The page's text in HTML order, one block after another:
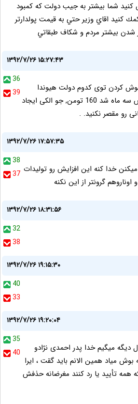
شما بيشتر به جيب دولت كه كمبود
كنيد اقاي وزير حتي به قيمت پولدارتر
شدن بيشتر مردم و شكاف طبقاتي
۱۳۹۲/۷/۲۶ ۱۵:۲۷:۴۳
36
39
کردن توی کدوم دولت هیوندا
آزاری 60 نومنی در عرض سه ماه شد 160 تومن, جو الکی ایجاد
رو مقصر نکنید. .
۱۳۹۲/۷/۲۶ ۱۷:۵۷:۳۵
38
37 خدا کنه این افزایش رو تولیدات
اوناروهم گرونتر از این نکنه
۱۳۹۲/۷/۲۶ ۱۸:۳۱:۵۶
32
38
۱۳۹۲/۷/۲۶ ۱۹:۱۵:۳۰
40
33
۱۳۹۲/۷/۲۶ ۱۹:۲۰:۰۴
35
40
دیگه میگیم خدا پدر احمدی نژادو
بوش میاد همین الانم باید گقت ، ایرا
همه تأیید یا رد کنند مغرضانه حذفش